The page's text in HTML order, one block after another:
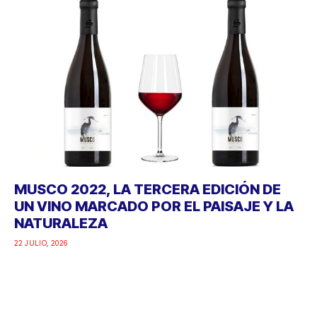
MUSCO 2022, LA TERCERA EDICIÓN DE
UN VINO MARCADO POR EL PAISAJE Y LA
NATURALEZA
22 JULIO, 2026